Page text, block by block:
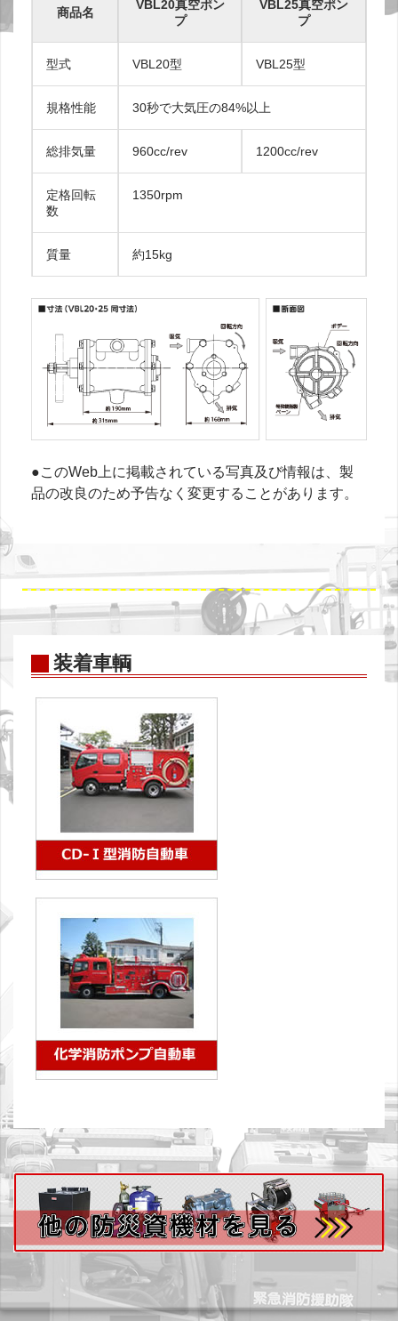
商品名
VBL20真空ポン
プ
VBL25真空ポン
プ
型式 VBL20型 VBL25型
規格性能 30秒で大気圧の84%以上
総排気量 960cc/rev 1200cc/rev
定格回転
数
1350rpm
質量 約15kg
●このWeb上に掲載されている写真及び情報は、製
品の改良のため予告なく変更することがあります。
装着車輌